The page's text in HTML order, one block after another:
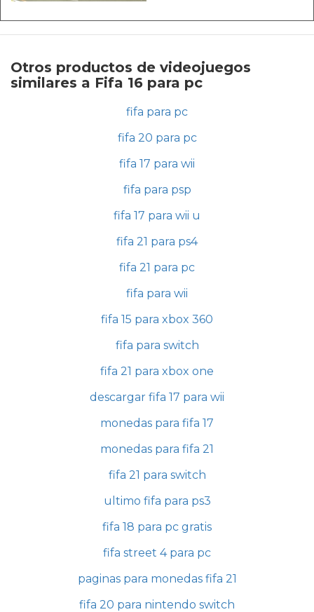
Otros productos de videojuegos
similares a Fifa 16 para pc
fifa para pc
fifa 20 para pc
fifa 17 para wii
fifa para psp
fifa 17 para wii u
fifa 21 para ps4
fifa 21 para pc
fifa para wii
fifa 15 para xbox 360
fifa para switch
fifa 21 para xbox one
descargar fifa 17 para wii
monedas para fifa 17
monedas para fifa 21
fifa 21 para switch
ultimo fifa para ps3
fifa 18 para pc gratis
fifa street 4 para pc
paginas para monedas fifa 21
fifa 20 para nintendo switch